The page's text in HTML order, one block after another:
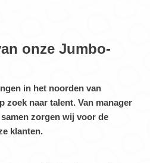
onze Jumbo-
in het noorden van
zoek naar talent. Van manager
zorgen wij voor de
klanten.